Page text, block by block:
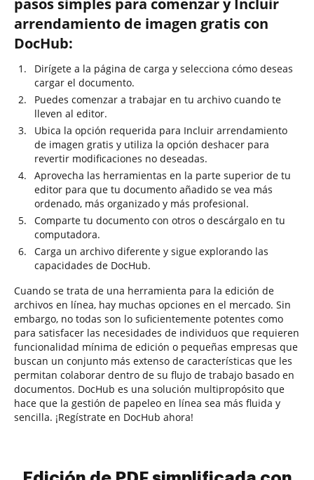
pasos simples para comenzar y Incluir
arrendamiento de imagen gratis con
DocHub:
Dirígete a la página de carga y selecciona cómo deseas
cargar el documento.
Puedes comenzar a trabajar en tu archivo cuando te
lleven al editor.
Ubica la opción requerida para Incluir arrendamiento
de imagen gratis y utiliza la opción deshacer para
revertir modificaciones no deseadas.
Aprovecha las herramientas en la parte superior de tu
editor para que tu documento añadido se vea más
ordenado, más organizado y más profesional.
Comparte tu documento con otros o descárgalo en tu
computadora.
Carga un archivo diferente y sigue explorando las
capacidades de DocHub.
Cuando se trata de una herramienta para la edición de
archivos en línea, hay muchas opciones en el mercado. Sin
embargo, no todas son lo suficientemente potentes como
para satisfacer las necesidades de individuos que requieren
funcionalidad mínima de edición o pequeñas empresas que
buscan un conjunto más extenso de características que les
permitan colaborar dentro de su flujo de trabajo basado en
documentos. DocHub es una solución multipropósito que
hace que la gestión de papeleo en línea sea más fluida y
sencilla. ¡Regístrate en DocHub ahora!